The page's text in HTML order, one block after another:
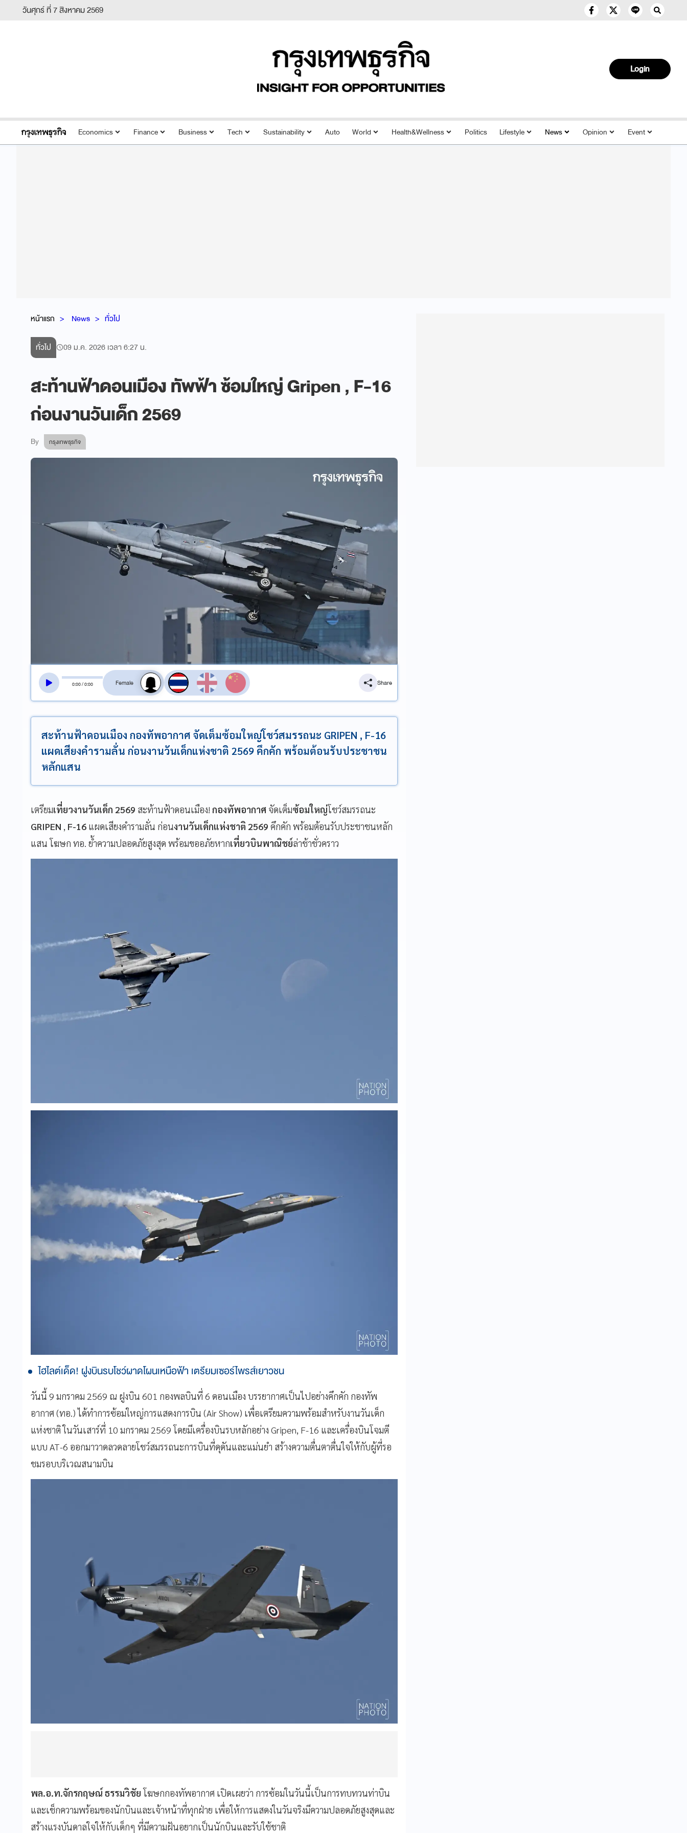
วันศุกร์ ที่ 7 สิงหาคม 2569
Login
Economics Finance Business Tech Sustainability Auto World Health&Wellness Politics Lifestyle News Opinion Event
หน้าแรก News ทั่วไป
ทั่วไป 09 ม.ค. 2026 เวลา 6:27 น.
สะท้านฟ้าดอนเมือง ทัพฟ้า ซ้อมใหญ่ Gripen , F-16
ก่อนงานวันเด็ก 2569
By กรุงเทพธุรกิจ
0:00/0:00
สลับเสียงอ่าน
Share
สะท้านฟ้าดอนเมือง กองทัพอากาศ จัดเต็มซ้อมใหญ่โชว์สมรรถนะ GRIPEN , F-16
แผดเสียงคำรามลั่น ก่อนงานวันเด็กแห่งชาติ 2569 คึกคัก พร้อมต้อนรับประชาชน
หลักแสน
เตรียมเที่ยวงานวันเด็ก 2569 สะท้านฟ้าดอนเมือง! กองทัพอากาศ จัดเต็มซ้อมใหญ่โชว์สมรรถนะ
GRIPEN , F-16 แผดเสียงคำรามลั่น ก่อนงานวันเด็กแห่งชาติ 2569 คึกคัก พร้อมต้อนรับประชาชนหลัก
แสน โฆษก ทอ. ย้ำความปลอดภัยสูงสุด พร้อมขออภัยหากเที่ยวบินพาณิชย์ล่าช้าชั่วคราว
ไฮไลต์เด็ด! ฝูงบินรบโชว์ผาดโผนเหนือฟ้า เตรียมเซอร์ไพรส์เยาวชน
วันนี้ 9 มกราคม 2569 ณ ฝูงบิน 601 กองพลบินที่ 6 ดอนเมือง บรรยากาศเป็นไปอย่างคึกคัก กองทัพ
อากาศ (ทอ.) ได้ทำการซ้อมใหญ่การแสดงการบิน (Air Show) เพื่อเตรียมความพร้อมสำหรับงานวันเด็ก
แห่งชาติ ในวันเสาร์ที่ 10 มกราคม 2569 โดยมีเครื่องบินรบหลักอย่าง Gripen, F-16 และเครื่องบินโจมตี
แบบ AT-6 ออกมาวาดลวดลายโชว์สมรรถนะการบินที่ดุดันและแม่นยำ สร้างความตื่นตาตื่นใจให้กับผู้ที่รอ
ชมรอบบริเวณสนามบิน
พล.อ.ท.จักรกฤษณ์ ธรรมวิชัยโฆษกกองทัพอากาศ เปิดเผยว่า การซ้อมในวันนี้เป็นการทบทวนท่าบิน
และเช็กความพร้อมของนักบินและเจ้าหน้าที่ทุกฝ่าย เพื่อให้การแสดงในวันจริงมีความปลอดภัยสูงสุดและ
สร้างแรงบันดาลใจให้กับเด็กๆ ที่มีความฝันอยากเป็นนักบินและรับใช้ชาติ